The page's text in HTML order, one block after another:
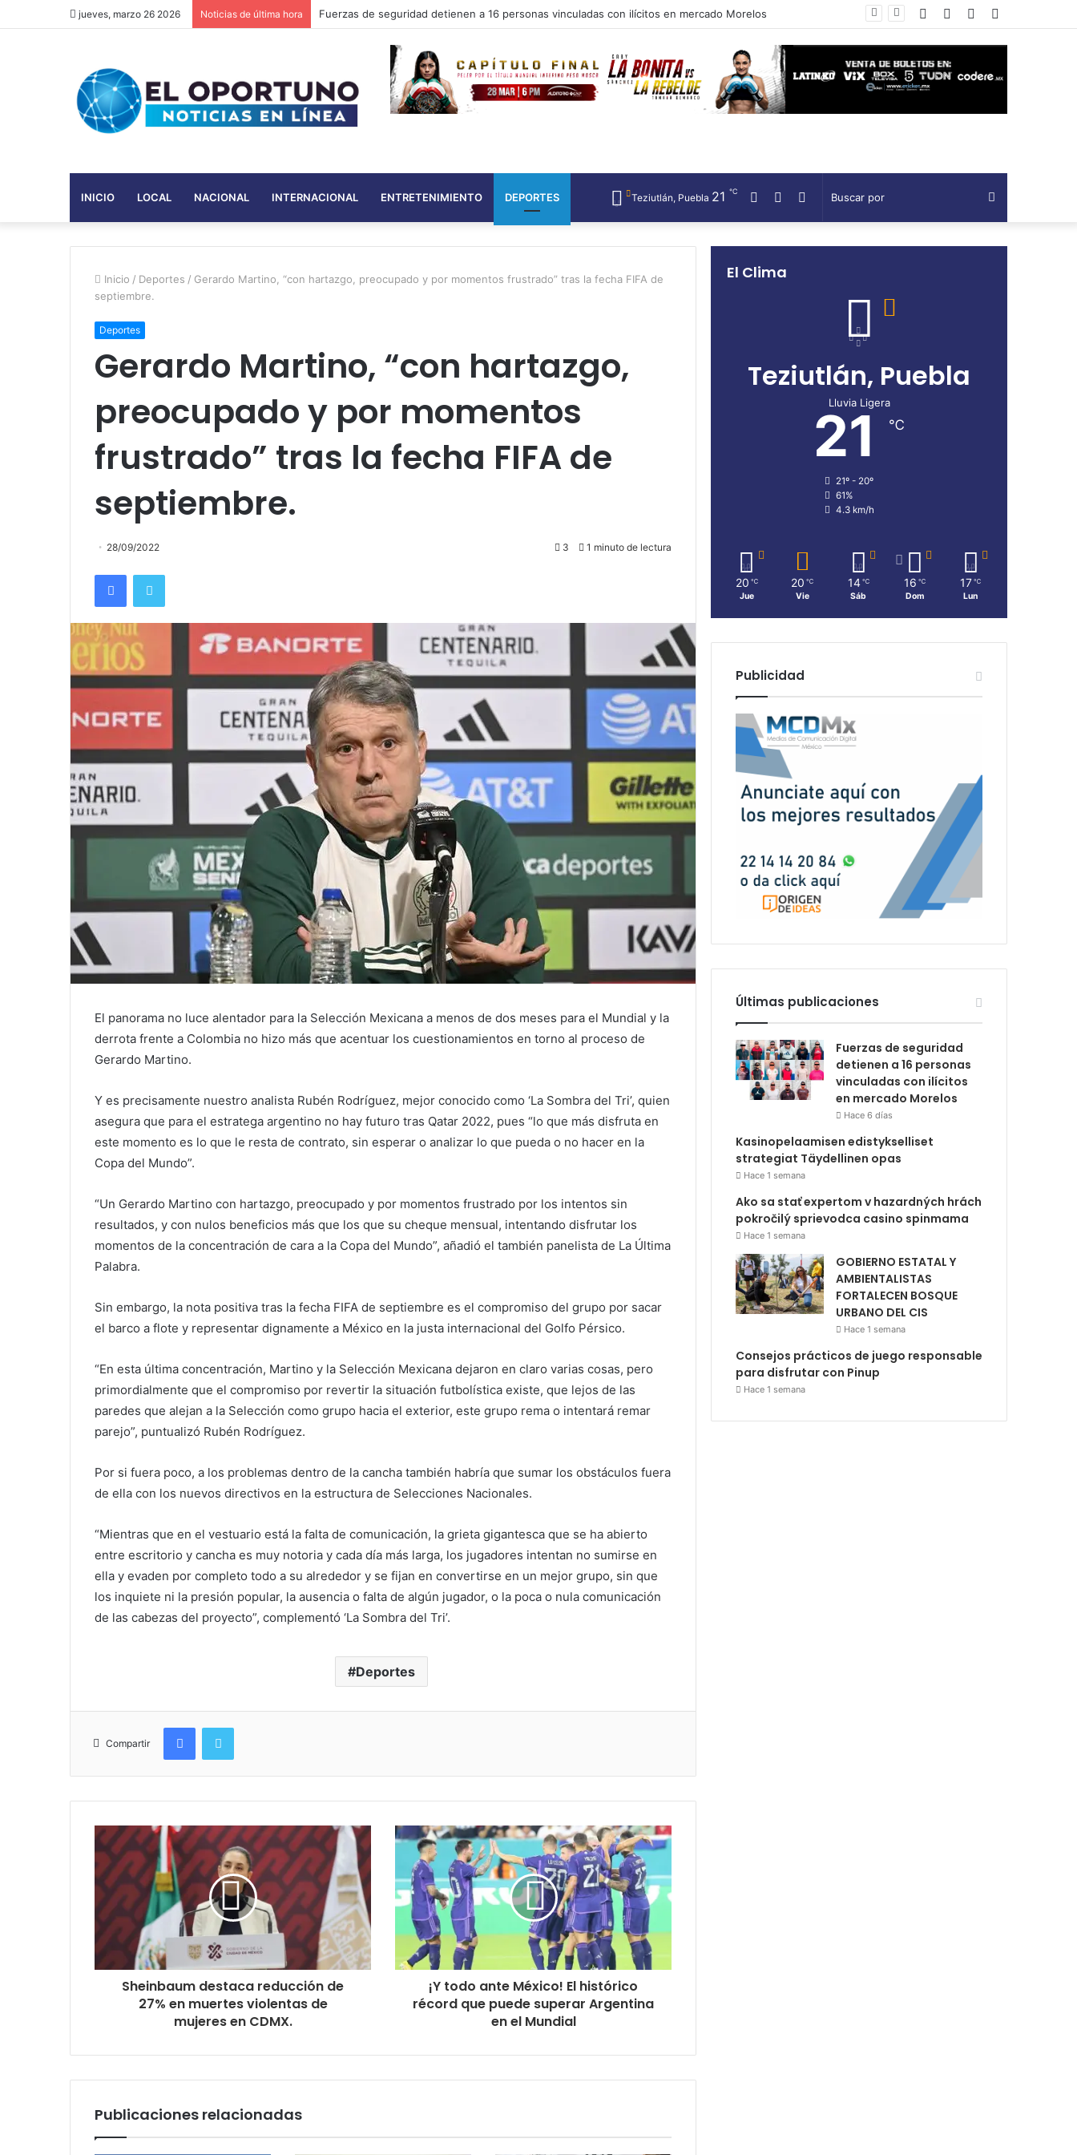
jueves, marzo 26 2026 Noticias de última hora Kasinopelaamisen edistykselliset strategiat Täydellinen opas
lateral
Telegram
Twitter
Facebook
INICIO LOCAL NACIONAL INTERNACIONAL ENTRETENIMIENTO DEPORTES Buscar
por
Telegram
Twitter
Facebook
Teziutlán, Puebla 21 ℃
Inicio / Deportes / Gerardo Martino, “con hartazgo, preocupado y por momentos frustrado” tras la fecha FIFA de
septiembre.
Deportes
Gerardo Martino, “con hartazgo,
preocupado y por momentos
frustrado” tras la fecha FIFA de
septiembre.
28/09/2022 3 1 minuto de lectura
FacebookTwitter
El panorama no luce alentador para la Selección Mexicana a menos de dos meses para el Mundial y la
derrota frente a Colombia no hizo más que acentuar los cuestionamientos en torno al proceso de
Gerardo Martino.
Y es precisamente nuestro analista Rubén Rodríguez, mejor conocido como ‘La Sombra del Tri’, quien
asegura que para el estratega argentino no hay futuro tras Qatar 2022, pues “lo que más disfruta en
este momento es lo que le resta de contrato, sin esperar o analizar lo que pueda o no hacer en la
Copa del Mundo”.
“Un Gerardo Martino con hartazgo, preocupado y por momentos frustrado por los intentos sin
resultados, y con nulos beneficios más que los que su cheque mensual, intentando disfrutar los
momentos de la concentración de cara a la Copa del Mundo”, añadió el también panelista de La Última
Palabra.
Sin embargo, la nota positiva tras la fecha FIFA de septiembre es el compromiso del grupo por sacar
el barco a flote y representar dignamente a México en la justa internacional del Golfo Pérsico.
“En esta última concentración, Martino y la Selección Mexicana dejaron en claro varias cosas, pero
primordialmente que el compromiso por revertir la situación futbolística existe, que lejos de las
paredes que alejan a la Selección como grupo hacia el exterior, este grupo rema o intentará remar
parejo”, puntualizó Rubén Rodríguez.
Por si fuera poco, a los problemas dentro de la cancha también habría que sumar los obstáculos fuera
de ella con los nuevos directivos en la estructura de Selecciones Nacionales.
“Mientras que en el vestuario está la falta de comunicación, la grieta gigantesca que se ha abierto
entre escritorio y cancha es muy notoria y cada día más larga, los jugadores intentan no sumirse en
ella y evaden por completo todo a su alrededor y se fijan en convertirse en un mejor grupo, sin que
los inquiete ni la presión popular, la ausencia o falta de algún jugador, o la poca o nula comunicación
de las cabezas del proyecto”, complementó ‘La Sombra del Tri’.
Deportes
Compartir
FacebookTwitter
Sheinbaum destaca reducción de
27% en muertes violentas de
mujeres en CDMX.
¡Y todo ante México! El histórico
récord que puede superar Argentina
en el Mundial
Publicaciones relacionadas
El Clima
Teziutlán, Puebla
Lluvia Ligera
21 ℃
21º - 20º
61%
4.3 km/h
20 ℃
Jue
20 ℃
Vie
14 ℃
Sáb
16 ℃
Dom
17 ℃
Lun
Publicidad
Últimas publicaciones
Fuerzas de seguridad
detienen a 16 personas
vinculadas con ilícitos
en mercado Morelos
Hace 6 días
Kasinopelaamisen edistykselliset
strategiat Täydellinen opas
Hace 1 semana
Ako sa stať expertom v hazardných hrách
pokročilý sprievodca casino spinmama
Hace 1 semana
GOBIERNO ESTATAL Y
AMBIENTALISTAS
FORTALECEN BOSQUE
URBANO DEL CIS
Hace 1 semana
Consejos prácticos de juego responsable
para disfrutar con Pinup
Hace 1 semana